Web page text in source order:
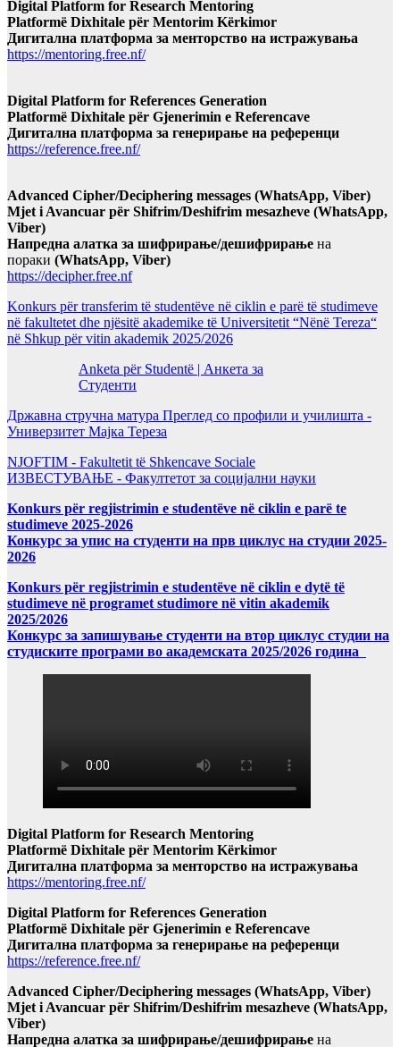
Digital Platform for Research Mentoring
Platformë Dixhitale për Mentorim Kërkimor
Дигитална платформа за менторство на истражувања
https://mentoring.free.nf/
Digital Platform for References Generation
Platformë Dixhitale për Gjenerimin e Referencave
Дигитална платформа за генерирање на референци
https://reference.free.nf/
Advanced Cipher/Deciphering messages (WhatsApp, Viber)
Mjet i Avancuar për Shifrim/Deshifrim mesazheve (WhatsApp,
Viber)
Напредна алатка за шифрирање/дешифрирање на
пораки (WhatsApp, Viber)
https://decipher.free.nf
Konkurs për transferim të studentëve në ciklin e parë të studimeve
në fakultetet dhe njësitë akademike të Universitetit “Nënë Tereza“
në Shkup për vitin akademik 2025/2026
Anketa për Studentë | Анкета за
Студенти
Државна стручна матура Преглед со профили и училишта -
Универзитет Мајка Тереза
NJOFTIM - Fakultetit të Shkencave Sociale
ИЗВЕСТУВАЊЕ - Факултетот за социјални науки
Konkurs për regjistrimin e studentëve në ciklin e parë te
studimeve 2025-2026
Конкурс за упис на студенти на прв циклус на студии 2025-
2026
Konkurs për regjistrimin e studentëve në ciklin e dytë të
studimeve në programet studimore në vitin akademik
2025/2026
Конкурс за запишување студенти на втор циклус студии на
студиските програми во академската 2025/2026 година
Digital Platform for Research Mentoring
Platformë Dixhitale për Mentorim Kërkimor
Дигитална платформа за менторство на истражувања
https://mentoring.free.nf/
Digital Platform for References Generation
Platformë Dixhitale për Gjenerimin e Referencave
Дигитална платформа за генерирање на референци
https://reference.free.nf/
Advanced Cipher/Deciphering messages (WhatsApp, Viber)
Mjet i Avancuar për Shifrim/Deshifrim mesazheve (WhatsApp,
Viber)
Напредна алатка за шифрирање/дешифрирање на